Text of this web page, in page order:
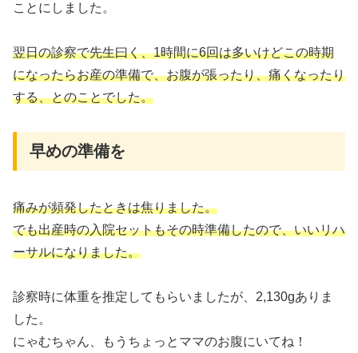
ことにしました。
翌日の診察で先生曰く、1時間に6回は多いけどこの時期
になったらお産の準備で、お腹が張ったり、痛くなったり
する、とのことでした。
早めの準備を
痛みが頻発したときは焦りました。
でも出産時の入院セットもその時準備したので、いいリハ
ーサルになりました。
診察時に体重を推定してもらいましたが、2,130gありま
した。
にゃむちゃん、もうちょっとママのお腹にいてね！